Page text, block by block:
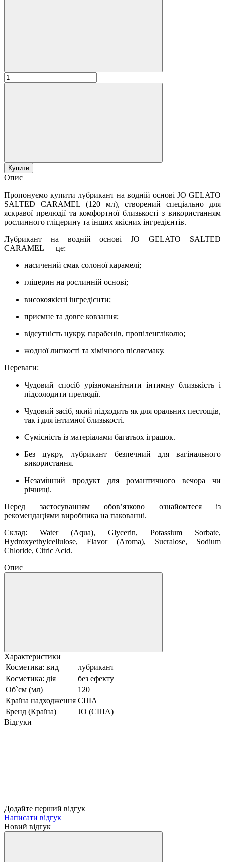
Купити
Опис
Пропонуємо купити лубрикант на водній основі JO GELATO
SALTED CARAMEL (120 мл), створений спеціально для
яскравої прелюдії та комфортної близькості з використанням
рослинного гліцерину та інших якісних інгредієнтів.
Лубрикант на водній основі JO GELATO SALTED
CARAMEL — це:
насичений смак солоної карамелі;
гліцерин на рослинній основі;
високоякісні інгредієнти;
приємне та довге ковзання;
відсутність цукру, парабенів, пропіленгліколю;
жодної липкості та хімічного післясмаку.
Переваги:
Чудовий спосіб урізноманітнити інтимну близькість і
підсолодити прелюдії.
Чудовий засіб, який підходить як для оральних пестощів,
так і для інтимної близькості.
Сумісність із матеріалами багатьох іграшок.
Без цукру, лубрикант безпечний для вагінального
використання.
Незамінний продукт для романтичного вечора чи
річниці.
Перед застосуванням обов’язково ознайомтеся із
рекомендаціями виробника на пакованні.
Склад: Water (Aqua), Glycerin, Potassium Sorbate,
Hydroxyethylcellulose, Flavor (Aroma), Sucralose, Sodium
Chloride, Citric Acid.
Опис
Характеристики
Косметика: вид
лубрикант
Косметика: дія
без ефекту
Об`єм (мл)
120
Країна надходження США
Бренд (Країна)
JO (США)
Відгуки
Додайте перший відгук
Написати відгук
Новий відгук